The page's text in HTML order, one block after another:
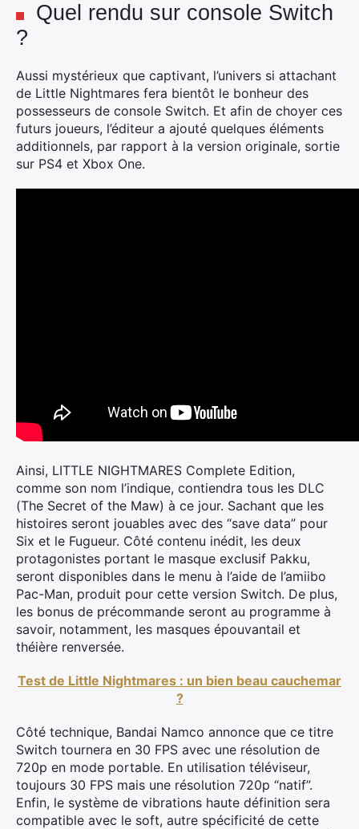
Quel rendu sur console Switch
?
Aussi mystérieux que captivant, l’univers si attachant
de Little Nightmares fera bientôt le bonheur des
possesseurs de console Switch. Et afin de choyer ces
futurs joueurs, l’éditeur a ajouté quelques éléments
additionnels, par rapport à la version originale, sortie
sur PS4 et Xbox One.
Ainsi, LITTLE NIGHTMARES Complete Edition,
comme son nom l’indique, contiendra tous les DLC
(The Secret of the Maw) à ce jour. Sachant que les
histoires seront jouables avec des “save data” pour
Six et le Fugueur. Côté contenu inédit, les deux
protagonistes portant le masque exclusif Pakku,
seront disponibles dans le menu à l’aide de l’amiibo
Pac-Man, produit pour cette version Switch. De plus,
les bonus de précommande seront au programme à
savoir, notamment, les masques épouvantail et
théière renversée.
Test de Little Nightmares : un bien beau cauchemar
?
Côté technique, Bandai Namco annonce que ce titre
Switch tournera en 30 FPS avec une résolution de
720p en mode portable. En utilisation téléviseur,
toujours 30 FPS mais une résolution 720p “natif”.
Enfin, le système de vibrations haute définition sera
compatible avec le soft, autre spécificité de cette